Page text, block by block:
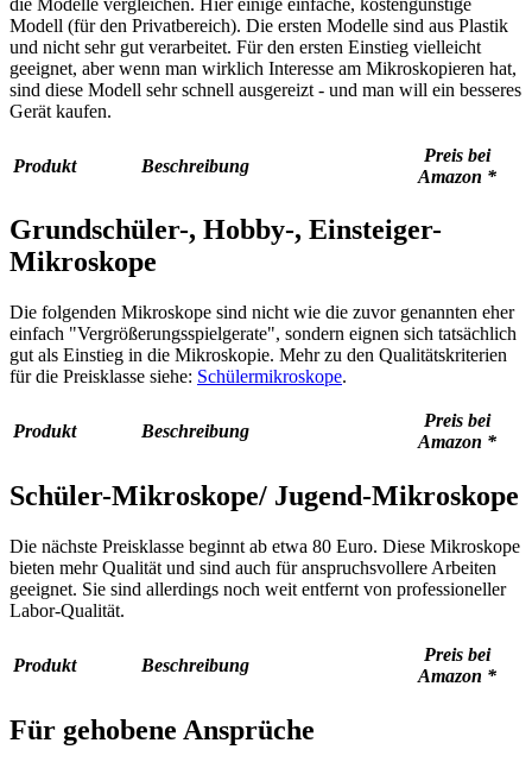
Modell (für den Privatbereich). Die ersten Modelle sind aus Plastik
und nicht sehr gut verarbeitet. Für den ersten Einstieg vielleicht
geeignet, aber wenn man wirklich Interesse am Mikroskopieren hat,
sind diese Modell sehr schnell ausgereizt - und man will ein besseres
Gerät kaufen.
Produkt Beschreibung
Preis bei
Amazon *
Grundschüler-, Hobby-, Einsteiger-
Mikroskope
Die folgenden Mikroskope sind nicht wie die zuvor genannten eher
einfach "Vergrößerungsspielgerate", sondern eignen sich tatsächlich
gut als Einstieg in die Mikroskopie. Mehr zu den Qualitätskriterien
für die Preisklasse siehe: Schülermikroskope.
Produkt Beschreibung
Preis bei
Amazon *
Schüler-Mikroskope/ Jugend-Mikroskope
Die nächste Preisklasse beginnt ab etwa 80 Euro. Diese Mikroskope
bieten mehr Qualität und sind auch für anspruchsvollere Arbeiten
geeignet. Sie sind allerdings noch weit entfernt von professioneller
Labor-Qualität.
Produkt Beschreibung
Preis bei
Amazon *
Für gehobene Ansprüche